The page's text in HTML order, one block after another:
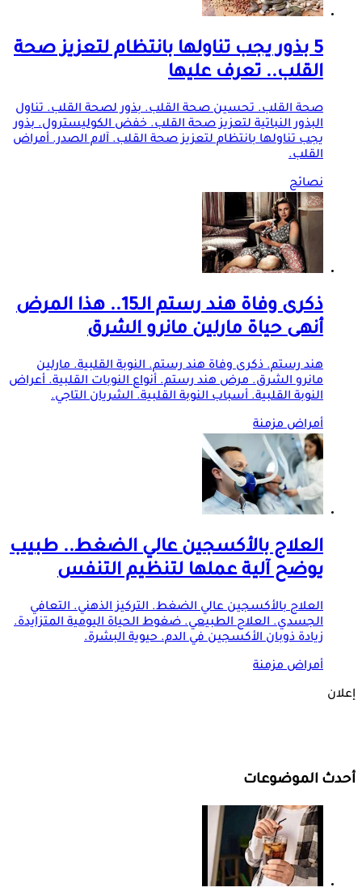
5 بذور يجب تناولها بانتظام لتعزيز صحة
القلب.. تعرف عليها
صحة القلب. تحسين صحة القلب. بذور لصحة القلب. تناول
البذور النباتية لتعزيز صحة القلب. خفض الكوليسترول. بذور
يجب تناولها بانتظام لتعزيز صحة القلب. آلام الصدر. أمراض
القلب.
نصائح
ذكرى وفاة هند رستم الـ15.. هذا المرض
أنهى حياة مارلين مانرو الشرق
هند رستم. ذكرى وفاة هند رستم. النوبة القلبية. مارلين
مانرو الشرق. مرض هند رستم. أنواع النوبات القلبية. أعراض
النوبة القلبية. أسباب النوبة القلبية. الشريان التاجي.
أمراض مزمنة
العلاج بالأكسجين عالي الضغط.. طبيب
يوضح آلية عملها لتنظيم التنفس
العلاج بالأكسجين عالي الضغط. التركيز الذهني. التعافي
الجسدي. العلاج الطبيعي. ضغوط الحياة اليومية المتزايدة.
زيادة ذوبان الأكسجين في الدم. حيوية البشرة.
أمراض مزمنة
إعلان
أحدث الموضوعات